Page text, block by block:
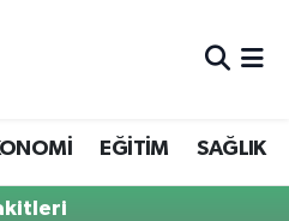
EĞİTİM SAĞLIK